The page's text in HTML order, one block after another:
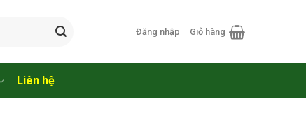
Đăng nhập Giỏ hàng
Liên hệ